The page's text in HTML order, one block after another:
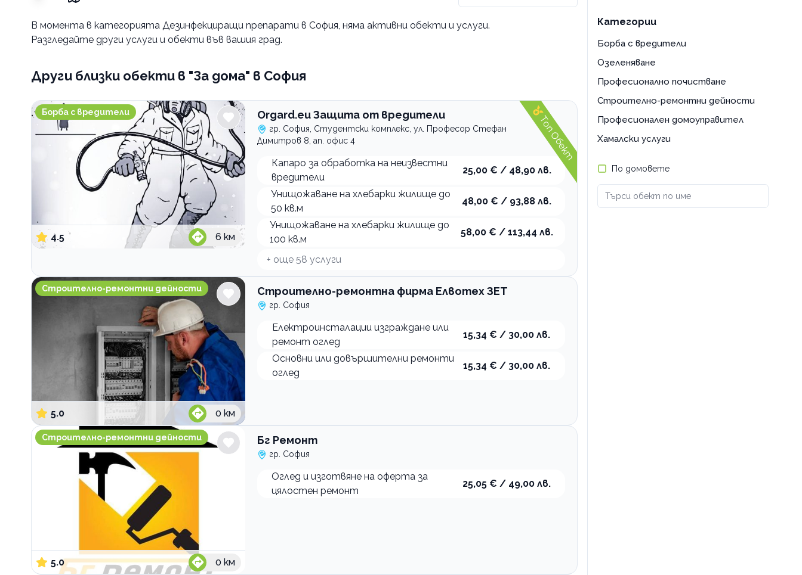
В момента в категорията Дезинфекциращи препарати в София, няма активни обекти и услуги.
Разгледайте други услуги и обекти във вашия град.
Други близки обекти в "За дома" в София
Orgard.eu Защита от вредители
Борба с вредители
4.5 6 км
Orgard.eu Защита от вредители
гр. София, Студентски комплекс, ул. Професор Стефан
Димитров 8, ап. офис 4
Капаро за обработка на неизвестни
вредители
25,00 € / 48,90 лв.
Унищожаване на хлебарки жилище до
50 кв.м
48,00 € / 93,88 лв.
Унищожаване на хлебарки жилище до
100 кв.м
58,00 € / 113,44 лв.
+ още 58 услуги
Топ Обект
Строително-ремонтна фирма Елвотех ЗЕТ
Строително-ремонтни дейности
5.0 0 км
Строително-ремонтна фирма Елвотех ЗЕТ
гр. София
Електроинсталации изграждане или
ремонт оглед
15,34 € / 30,00 лв.
Основни или довършителни ремонти
оглед
15,34 € / 30,00 лв.
Бг Ремонт
Строително-ремонтни дейности
5.0 0 км
Бг Ремонт
гр. София
Оглед и изготвяне на оферта за
цялостен ремонт
25,05 € / 49,00 лв.
Категории
Борба с вредители
Озеленяване
Професионално почистване
Строително-ремонтни дейности
Професионален домоуправител
Хамалски услуги
По домовете